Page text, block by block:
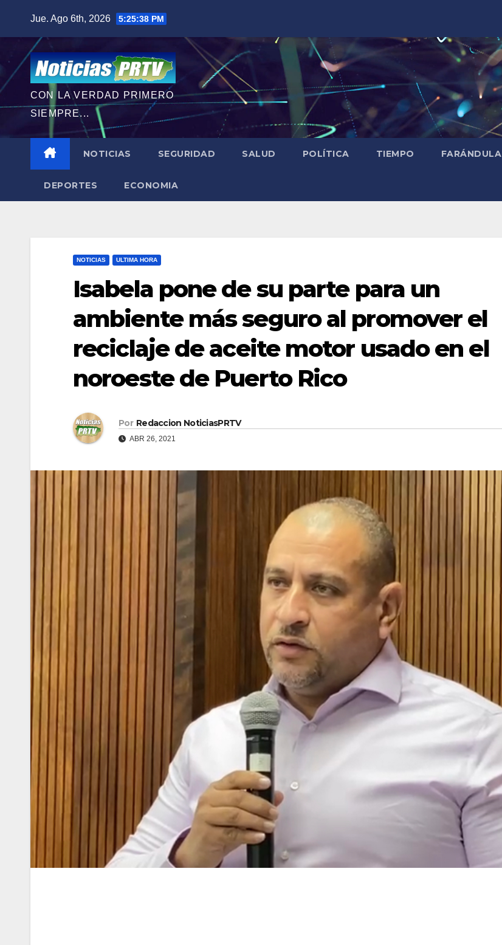
contenido
Jue. Ago 6th, 2026 5:25:40 PM
CON LA VERDAD PRIMERO
SIEMPRE...
NOTICIAS SEGURIDAD SALUD POLÍTICA TIEMPO FARÁNDULA
DEPORTES ECONOMIA
NOTICIAS ULTIMA HORA
Isabela pone de su parte para un
ambiente más seguro al promover el
reciclaje de aceite motor usado en el
noroeste de Puerto Rico
Por Redaccion NoticiasPRTV
ABR 26, 2021